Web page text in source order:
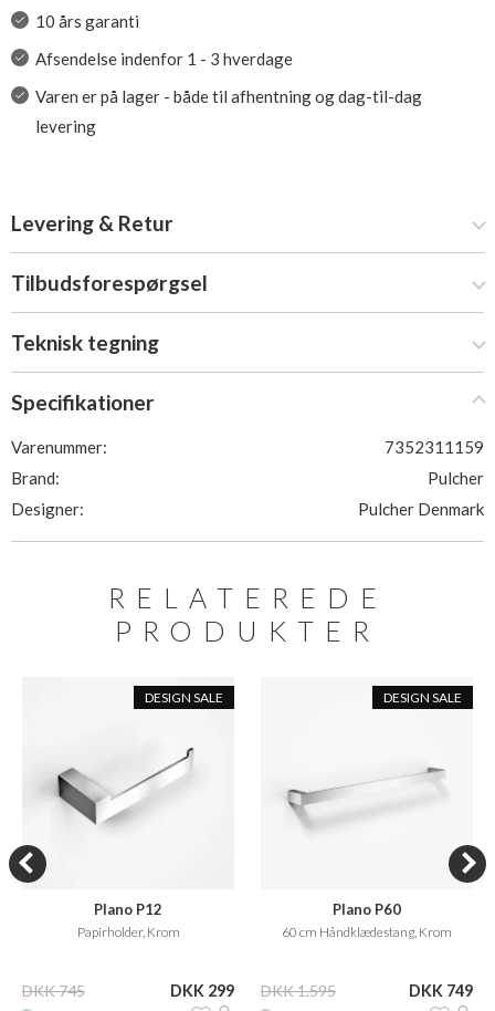
10 års garanti
Afsendelse indenfor 1 - 3 hverdage
Varen er på lager - både til afhentning og dag-til-dag
levering
Levering & Retur
Tilbudsforespørgsel
Teknisk tegning
Specifikationer
Varenummer:
7352311159
Brand:
Pulcher
Designer:
Pulcher Denmark
RELATEREDE
PRODUKTER
DESIGN SALE
Plano P12
Papirholder, Krom
DKK 745 DKK 299
DESIGN SALE
Plano P60
60 cm Håndklædestang, Krom
DKK 1.595 DKK 749